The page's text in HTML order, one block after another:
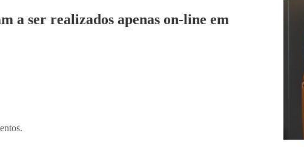
a ser realizados apenas on-line em